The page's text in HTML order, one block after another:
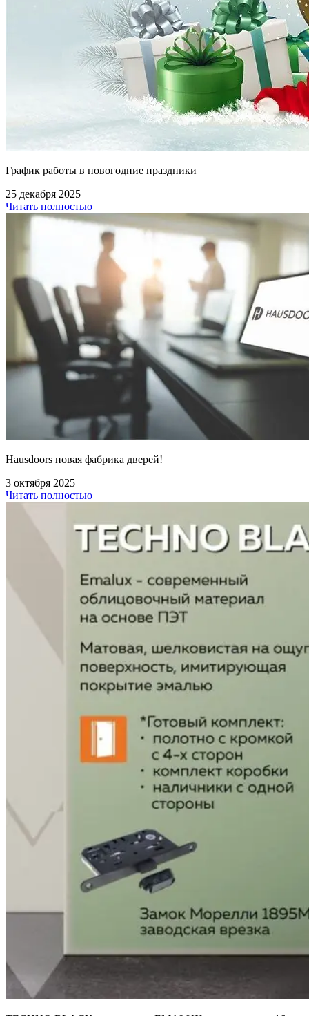
График работы в новогодние праздники
25 декабря 2025
Читать полностью
Hausdoors новая фабрика дверей!
3 октября 2025
Читать полностью